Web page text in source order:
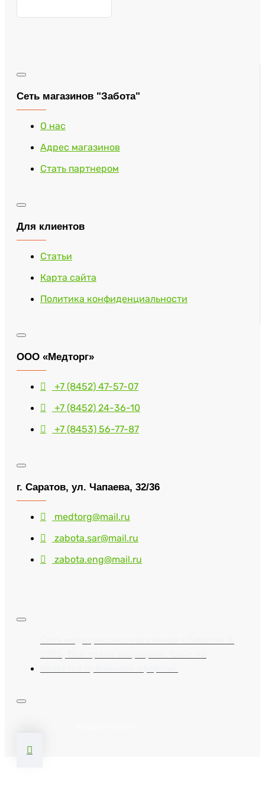
Сеть магазинов "Забота"
О нас
Адрес магазинов
Стать партнером
Для клиентов
Статьи
Карта сайта
Политика конфиденциальности
ООО «Медторг»
+7 (8452) 47-57-07
+7 (8452) 24-36-10
+7 (8453) 56-77-87
г. Саратов, ул. Чапаева, 32/36
medtorg@mail.ru
zabota.sar@mail.ru
zabota.eng@mail.ru